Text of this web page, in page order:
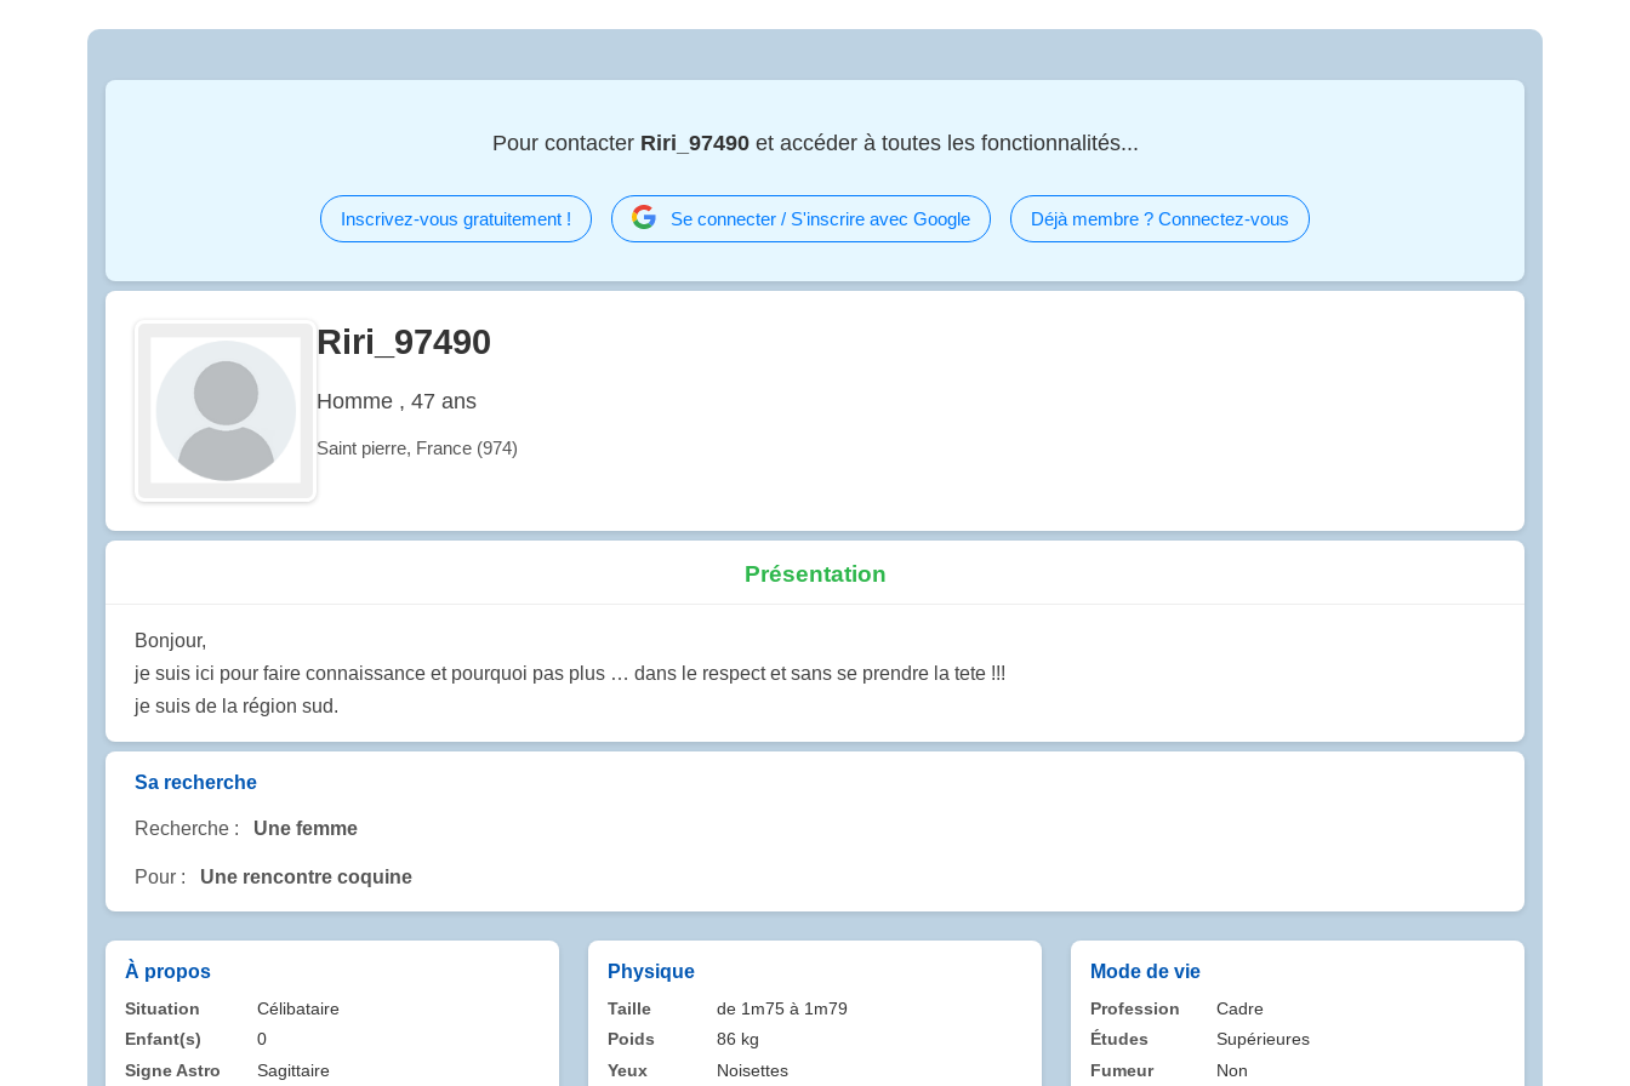
Pour contacter Riri_97490et accéder à toutes les fonctionnalités...
Inscrivez-vous gratuitement ! Se connecter / S'inscrire avec Google Déjà membre ? Connectez-vous
Riri_97490
Homme , 47 ans
Saint pierre, France (974)
Présentation
Bonjour,
je suis ici pour faire connaissance et pourquoi pas plus … dans le respect et sans se prendre la tete !!!
je suis de la région sud.
Sa recherche
Recherche : Une femme
Pour : Une rencontre coquine
À propos
Situation
Célibataire
Enfant(s)
0
Signe Astro
Sagittaire
Physique
Taille
de 1m75 à 1m79
Poids
86 kg
Yeux
Noisettes
Mode de vie
Profession
Cadre
Études
Supérieures
Fumeur
Non